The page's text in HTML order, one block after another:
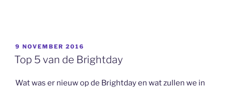
GEPLAATST
OP
9 NOVEMBER 2016
Top 5 van de Brightday
Wat was er nieuw op de Brightday en wat zullen we in